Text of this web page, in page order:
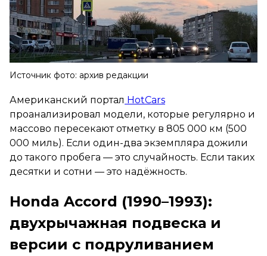
Источник фото: архив редакции
Американский портал HotCars
проанализировал модели, которые регулярно и
массово пересекают отметку в 805 000 км (500
000 миль). Если один-два экземпляра дожили
до такого пробега — это случайность. Если таких
десятки и сотни — это надёжность.
Honda Accord (1990–1993):
двухрычажная подвеска и
версии с подруливанием